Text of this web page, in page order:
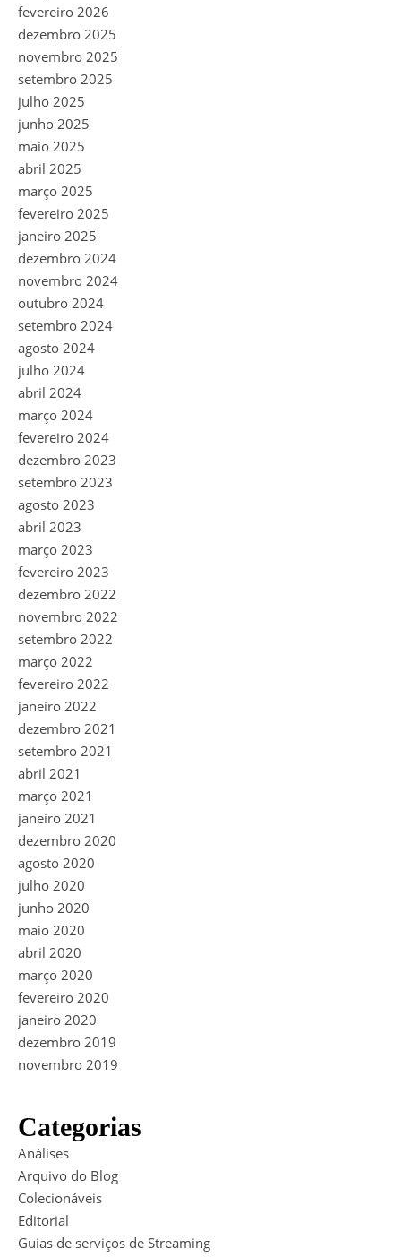
fevereiro 2026
dezembro 2025
novembro 2025
setembro 2025
julho 2025
junho 2025
maio 2025
abril 2025
março 2025
fevereiro 2025
janeiro 2025
dezembro 2024
novembro 2024
outubro 2024
setembro 2024
agosto 2024
julho 2024
abril 2024
março 2024
fevereiro 2024
dezembro 2023
setembro 2023
agosto 2023
abril 2023
março 2023
fevereiro 2023
dezembro 2022
novembro 2022
setembro 2022
março 2022
fevereiro 2022
janeiro 2022
dezembro 2021
setembro 2021
abril 2021
março 2021
janeiro 2021
dezembro 2020
agosto 2020
julho 2020
junho 2020
maio 2020
abril 2020
março 2020
fevereiro 2020
janeiro 2020
dezembro 2019
novembro 2019
Categorias
Análises
Arquivo do Blog
Colecionáveis
Editorial
Guias de serviços de Streaming